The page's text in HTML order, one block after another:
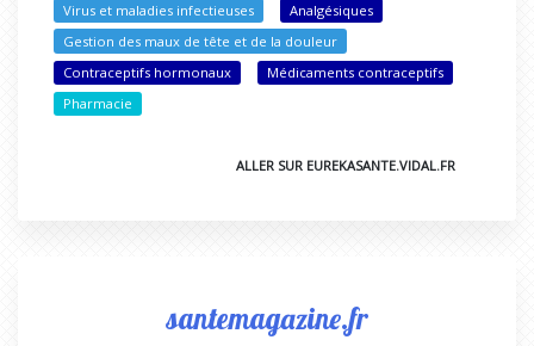
Virus et maladies infectieuses
Analgésiques
Gestion des maux de tête et de la douleur
Contraceptifs hormonaux
Médicaments contraceptifs
Pharmacie
ALLER SUR EUREKASANTE.VIDAL.FR
santemagazine.fr